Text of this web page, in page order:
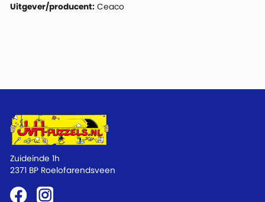
Uitgever/producent: Ceaco
Zuideinde 1h
2371 BP Roelofarendsveen